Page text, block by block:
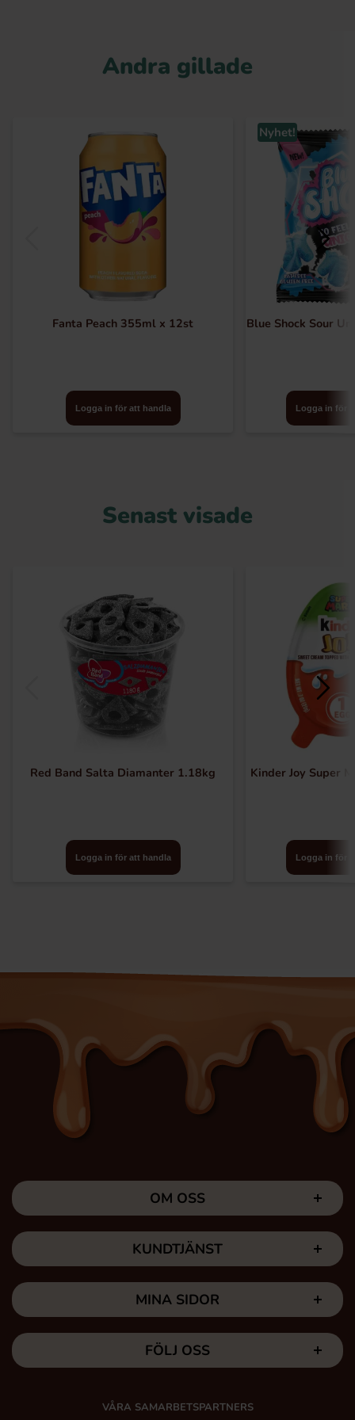
Andra gillade
Fanta Peach 355ml x 12st
Logga in för att handla
Nyhet!
Blue Shock Sour
Logga in för
Senast visade
Red Band Salta Diamanter 1.18kg
Logga in för att handla
Kinder Joy Super
Logga in för
OM OSS
KUNDTJÄNST
MINA SIDOR
FÖLJ OSS
VÅRA SAMARBETSPARTNERS